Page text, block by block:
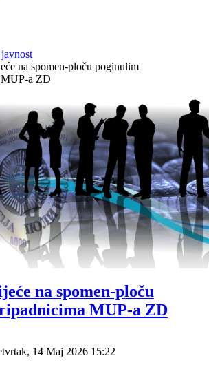
na spomen-ploču poginulim
a ZD
na spomen-ploču
MUP-a ZD
14 Maj 2026 15:22